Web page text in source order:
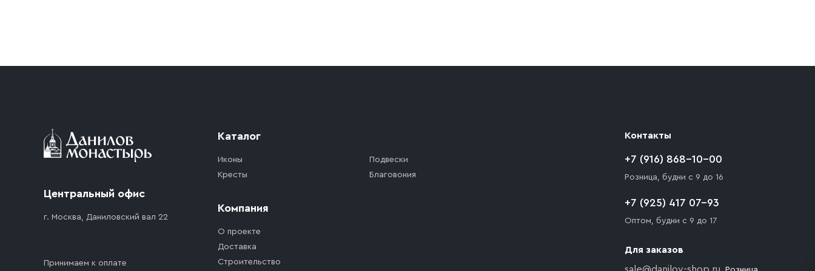
доставка осуществляется до ближайшего места, которое максимально близко к месту запланированной разгрузки товара и не нарушает правила
Центральный офис
г. Москва, Даниловский вал 22
Принимаем к оплате
Каталог
Иконы
Кресты
Подвески
Благовония
Компания
О проекте
Доставка
Строительство
Контакты
+7 (916) 868-10-00
Розница, будни с 9 до 16
+7 (925) 417 07-93
Оптом, будни с 9 до 17
Для заказов